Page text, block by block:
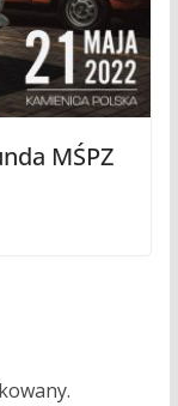
MŚPZ